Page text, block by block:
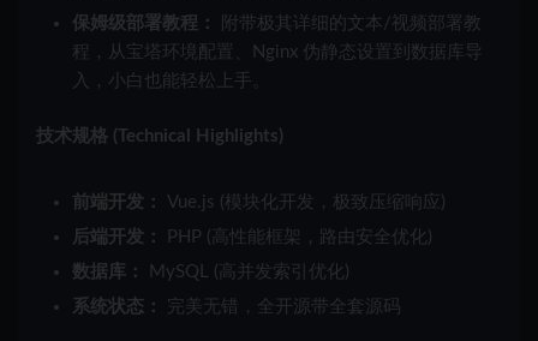
保姆级部署教程：
附带极其详细的文本/视频部署教
程，从宝塔环境配置、Nginx 伪静态设置到数据库导
入，小白也能轻松上手。
技术规格 (Technical Highlights)
前端开发：
Vue.js (模块化开发，极致压缩响应)
后端开发：
PHP (高性能框架，路由安全优化)
数据库：
MySQL (高并发索引优化)
系统状态：
完美无错，全开源带全套源码